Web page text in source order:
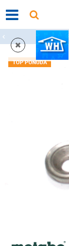
WOBY